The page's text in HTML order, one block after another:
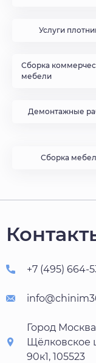
Услуги
Сборка
мебели
Демонтажные
Сборка
+7 (495) 664-
Город
Щёлковское
90к1, 105523